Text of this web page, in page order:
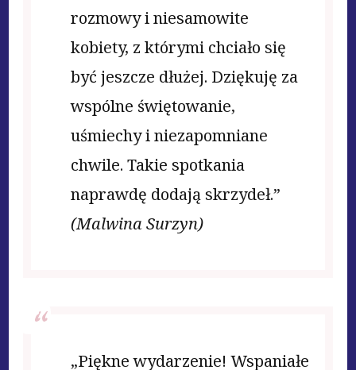
rozmowy i niesamowite
kobiety, z którymi chciało się
być jeszcze dłużej. Dziękuję za
wspólne świętowanie,
uśmiechy i niezapomniane
chwile. Takie spotkania
naprawdę dodają skrzydeł.”
(Malwina Surzyn)
„Piękne wydarzenie! Wspaniałe